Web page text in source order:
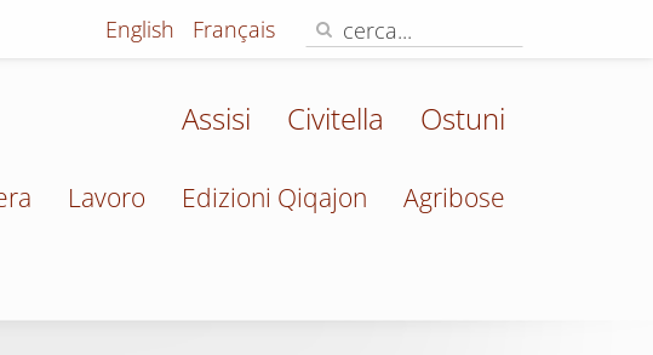
English Français
Assisi Civitella Ostuni
Lavoro Edizioni Qiqajon Agribose